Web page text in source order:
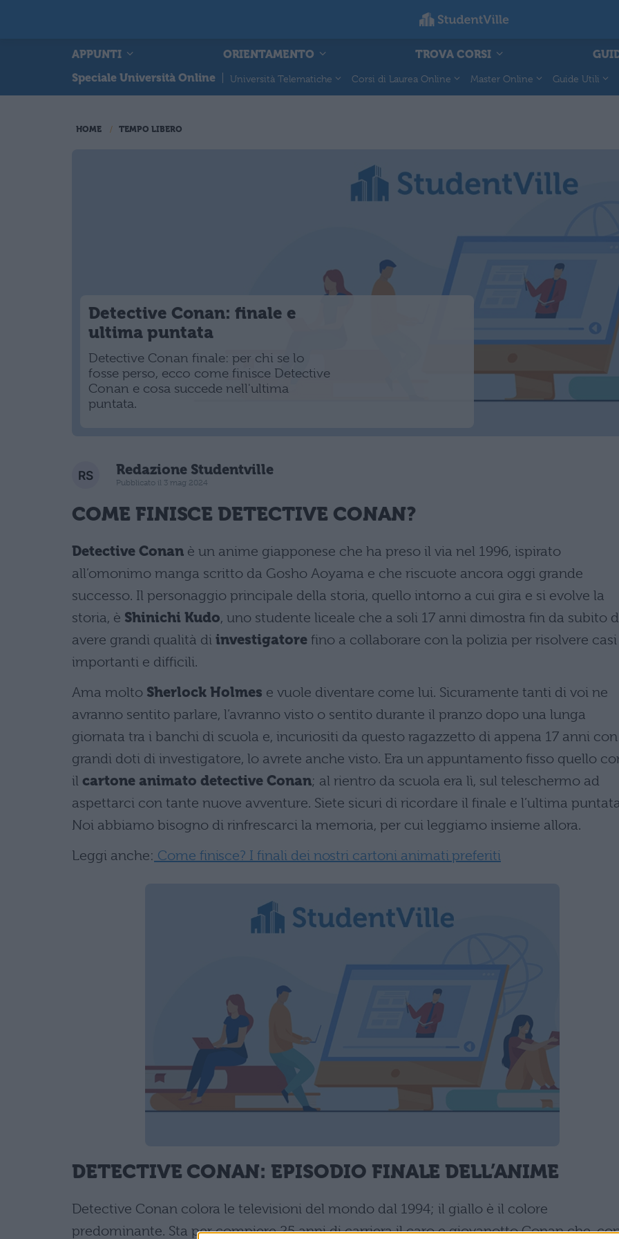
APPUNTI ORIENTAMENTO TROVA CORSI
Speciale Università Online
Università Telematiche Corsi di Laurea Online Master Online Guide Utili
HOME TEMPO LIBERO
Detective Conan: finale e
ultima puntata
Detective Conan finale: per chi se lo
fosse perso, ecco come finisce Detective
Conan e cosa succede nell'ultima
puntata.
Redazione Studentville
Pubblicato il 3 mag 2024
COME FINISCE DETECTIVE CONAN?
Detective Conan è un anime giapponese che ha preso il via nel 1996, ispirato
all’omonimo manga scritto da Gosho Aoyama e che riscuote ancora oggi grande
successo. Il personaggio principale della storia, quello intorno a cui gira e si evolve la
storia, è Shinichi Kudo, uno studente liceale che a soli 17 anni dimostra fin da subito
avere grandi qualità di investigatore fino a collaborare con la polizia per risolvere casi
importanti e difficili.
Ama molto Sherlock Holmes e vuole diventare come lui. Sicuramente tanti di voi ne
avranno sentito parlare, l’avranno visto o sentito durante il pranzo dopo una lunga
giornata tra i banchi di scuola e, incuriositi da questo ragazzetto di appena 17 anni con
grandi doti di investigatore, lo avrete anche visto. Era un appuntamento fisso quello
il cartone animato detective Conan; al rientro da scuola era lì, sul teleschermo ad
aspettarci con tante nuove avventure. Siete sicuri di ricordare il finale e l’ultima
Noi abbiamo bisogno di rinfrescarci la memoria, per cui leggiamo insieme allora.
Leggi anche: Come finisce? I finali dei nostri cartoni animati preferiti
DETECTIVE CONAN: EPISODIO FINALE DELL’ANIME
Detective Conan colora le televisioni del mondo dal 1994; il giallo è il colore
predominante. Sta per compiere 25 anni di carriera il caro e giovanotto Conan che,